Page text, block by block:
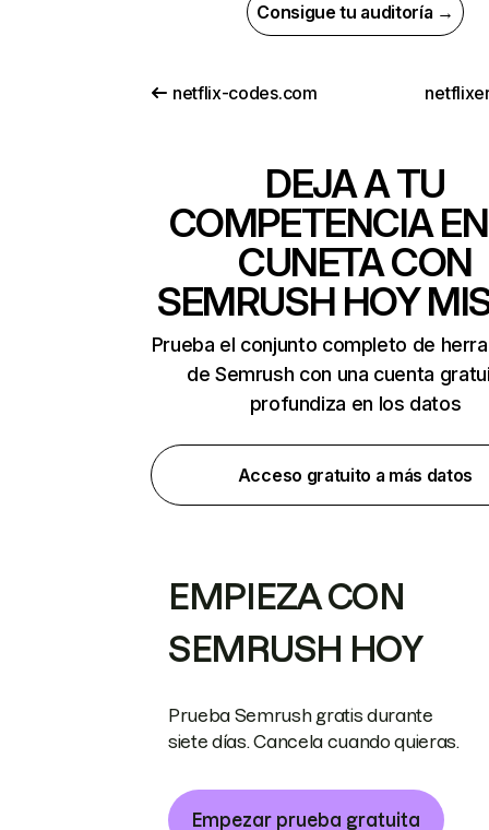
Consigue tu auditoría →
netflix-codes.com
DEJA A TU
COMPETENCIA
CUNETA CON
SEMRUSH HOY
Prueba el conjunto completo de
de Semrush con una cuenta
profundiza en los datos
Acceso gratuito a más datos
EMPIEZA CON
SEMRUSH HOY
Prueba Semrush gratis durante
siete días. Cancela cuando quieras.
Empezar prueba gratuita